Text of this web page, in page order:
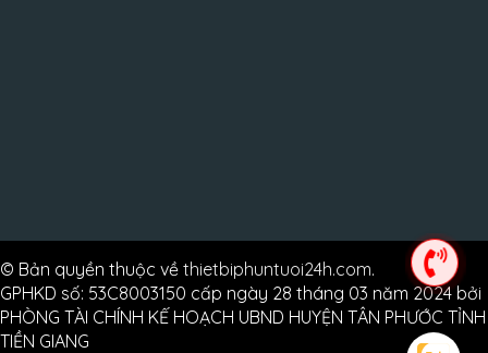
© Bản quyền thuộc về thietbiphuntuoi24h.com.
GPHKD số: 53C8003150 cấp ngày 28 tháng 03 năm 2024 bởi
PHÒNG TÀI CHÍNH KẾ HOẠCH UBND HUYỆN TÂN PHƯỚC TỈNH
TIỀN GIANG